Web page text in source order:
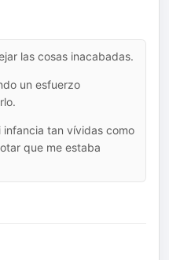
las cosas inacabadas.
un esfuerzo
infancia tan vívidas como
que me estaba